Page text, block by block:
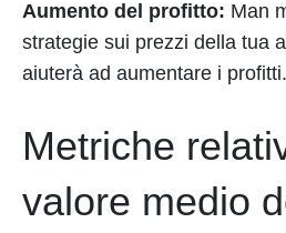
Aumento del profitto: Man
strategie sui prezzi della tua
aiuterà ad aumentare i profitti.
Metriche
valore medio